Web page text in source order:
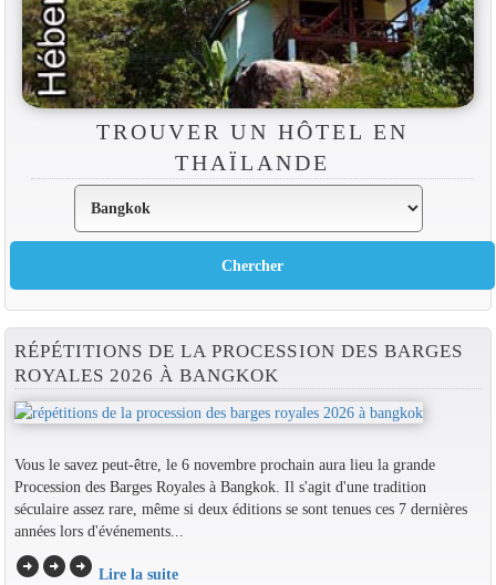
TROUVER UN HÔTEL EN
THAÏLANDE
RÉPÉTITIONS DE LA PROCESSION DES BARGES
ROYALES 2026 À BANGKOK
Vous le savez peut-être, le 6 novembre prochain aura lieu la grande
Procession des Barges Royales à Bangkok. Il s'agit d'une tradition
séculaire assez rare, même si deux éditions se sont tenues ces 7 dernières
années lors d'événements...
arrow_circle_rightarrow_circle_rightarrow_circle_right Lire la suite